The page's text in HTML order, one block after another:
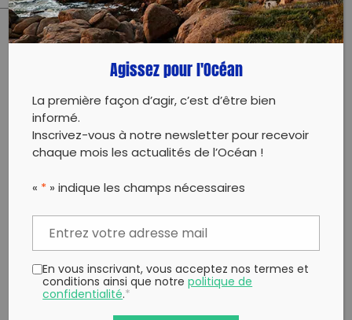
Partager sur Facebook
Twitter
Copy to clipboard
Agissez pour l'Océan
La première façon d’agir, c’est d’être bien
informé.
Inscrivez-vous à notre newsletter pour recevoir
chaque mois les actualités de l’Océan !
« * » indique les champs nécessaires
En vous inscrivant, vous acceptez nos termes et
conditions ainsi que notrepolitique de
confidentialité.*